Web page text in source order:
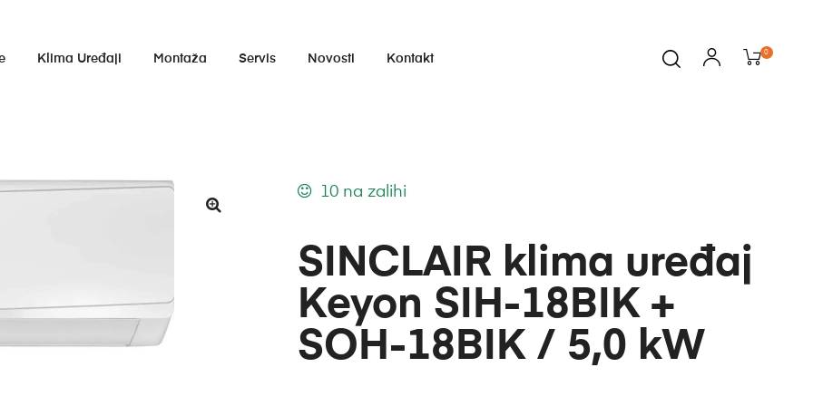
Klima Uređaji Montaža Servis Novosti Kontakt
0
SINCLAIR klima uređaj
Keyon SIH-18BIK +
SOH-18BIK / 5,0 kW
10 na zalihi